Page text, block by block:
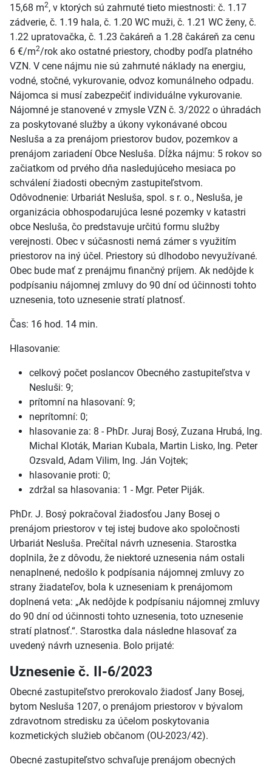
15,68 m2, v ktorých sú zahrnuté tieto miestnosti: č. 1.17
zádverie, č. 1.19 hala, č. 1.20 WC muži, č. 1.21 WC ženy, č.
1.22 upratovačka, č. 1.23 čakáreň a 1.28 čakáreň za cenu
6 €/m2/rok ako ostatné priestory, chodby podľa platného
VZN. V cene nájmu nie sú zahrnuté náklady na energiu,
vodné, stočné, vykurovanie, odvoz komunálneho odpadu.
Nájomca si musí zabezpečiť individuálne vykurovanie.
Nájomné je stanovené v zmysle VZN č. 3/2022 o úhradách
za poskytované služby a úkony vykonávané obcou
Nesluša a za prenájom priestorov budov, pozemkov a
prenájom zariadení Obce Nesluša. Dĺžka nájmu: 5 rokov so
začiatkom od prvého dňa nasledujúceho mesiaca po
schválení žiadosti obecným zastupiteľstvom.
Odôvodnenie: Urbariát Nesluša, spol. s r. o., Nesluša, je
organizácia obhospodarujúca lesné pozemky v katastri
obce Nesluša, čo predstavuje určitú formu služby
verejnosti. Obec v súčasnosti nemá zámer s využitím
priestorov na iný účel. Priestory sú dlhodobo nevyužívané.
Obec bude mať z prenájmu finančný príjem. Ak nedôjde k
podpísaniu nájomnej zmluvy do 90 dní od účinnosti tohto
uznesenia, toto uznesenie stratí platnosť.
Čas: 16 hod. 14 min.
Hlasovanie:
celkový počet poslancov Obecného zastupiteľstva v
Nesluši: 9;
prítomní na hlasovaní: 9;
neprítomní: 0;
hlasovanie za: 8 - PhDr. Juraj Bosý, Zuzana Hrubá, Ing.
Michal Kloták, Marian Kubala, Martin Lisko, Ing. Peter
Ozsvald, Adam Vilim, Ing. Ján Vojtek;
hlasovanie proti: 0;
zdržal sa hlasovania: 1 - Mgr. Peter Piják.
PhDr. J. Bosý pokračoval žiadosťou Jany Bosej o
prenájom priestorov v tej istej budove ako spoločnosti
Urbariát Nesluša. Prečítal návrh uznesenia. Starostka
doplnila, že z dôvodu, že niektoré uznesenia nám ostali
nenaplnené, nedošlo k podpísania nájomnej zmluvy zo
strany žiadateľov, bola k uzneseniam k prenájomom
doplnená veta: „Ak nedôjde k podpísaniu nájomnej zmluvy
do 90 dní od účinnosti tohto uznesenia, toto uznesenie
stratí platnosť.“. Starostka dala následne hlasovať za
uvedený návrh uznesenia. Bolo prijaté:
Uznesenie č. II-6/2023
Obecné zastupiteľstvo prerokovalo žiadosť Jany Bosej,
bytom Nesluša 1207, o prenájom priestorov v bývalom
zdravotnom stredisku za účelom poskytovania
kozmetických služieb občanom (OU-2023/42).
Obecné zastupiteľstvo schvaľuje prenájom obecných